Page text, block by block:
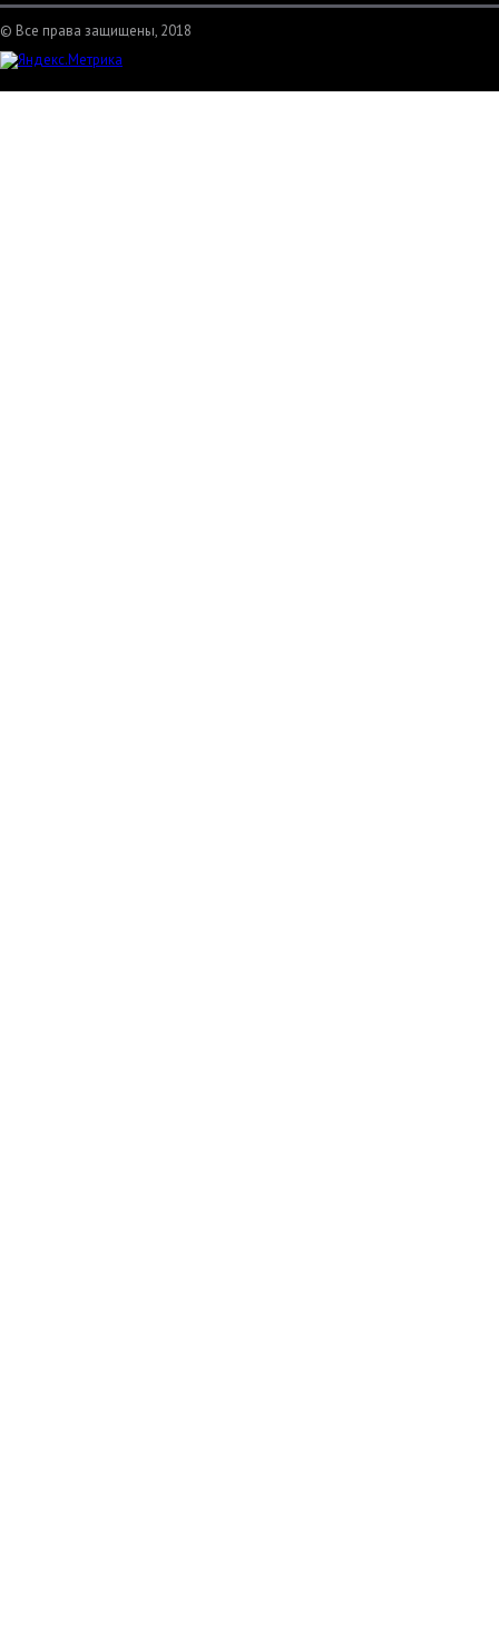
© Все права защищены, 2018